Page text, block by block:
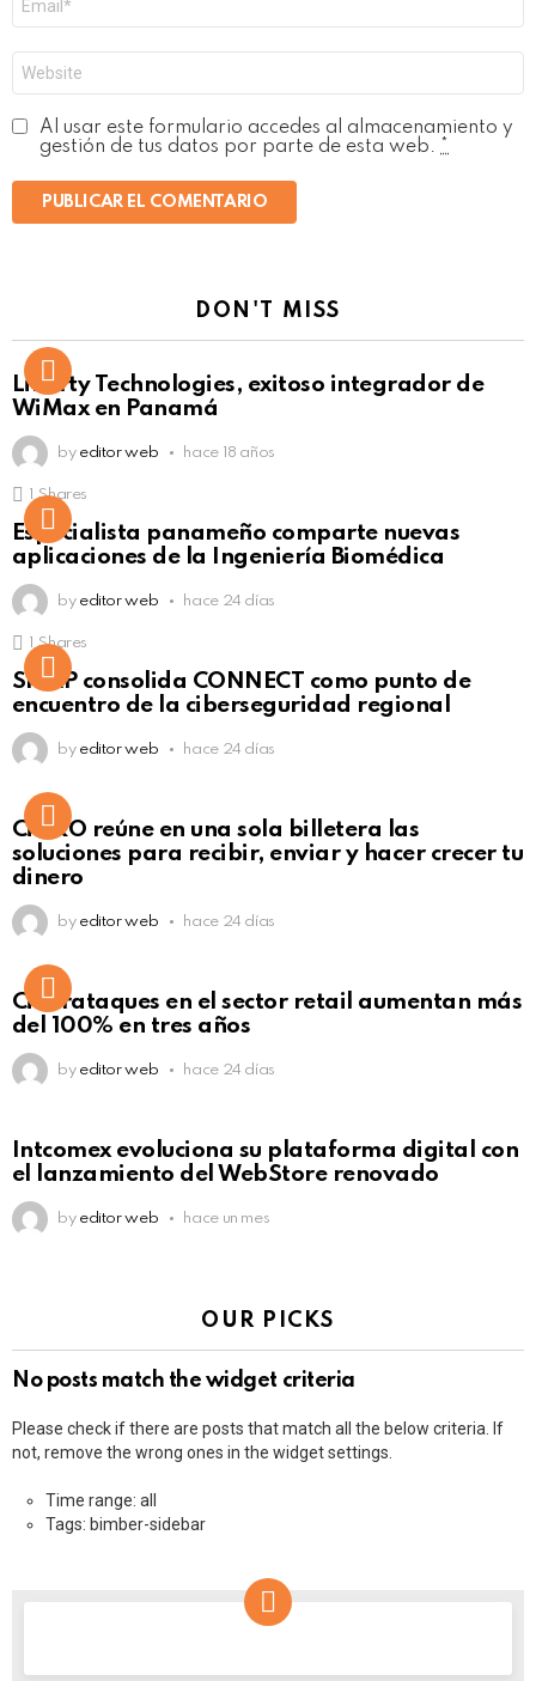
electrónico
*
Al usar este formulario accedes al almacenamiento y
gestión de tus datos por parte de esta web.
DON'T MISS
Liberty Technologies, exitoso integrador de
WiMax en Panamá
by editor web hace 18 años
Click to view this post
1 Shares
Especialista panameño comparte nuevas
aplicaciones de la Ingeniería Biomédica
by editor web hace 24 días
Click to view this post
1 Shares
SISAP consolida CONNECT como punto de
encuentro de la ciberseguridad regional
by editor web hace 24 días
Not Safe For Work
Click to view this post
CiNKO reúne en una sola billetera las
soluciones para recibir, enviar y hacer crecer tu
dinero
by editor web hace 24 días
Ciberataques en el sector retail aumentan más
del 100% en tres años
by editor web hace 24 días
Intcomex evoluciona su plataforma digital con
el lanzamiento del WebStore renovado
by editor web hace un mes
OUR PICKS
No posts match the widget criteria
Please check if there are posts that match all the below criteria. If
not, remove the wrong ones in the widget settings.
Time range: all
Tags: bimber-sidebar